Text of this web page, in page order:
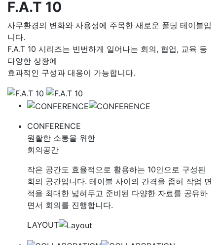
F.A.T 10
사무환경의 변화와 사용성에 주목한 새로운 폴딩 테이블입
니다.
F.A.T 10 시리즈는 빈번하게 일어나는 회의, 협업, 교육 등
다양한 상황에
효과적인 구성과 대응이 가능합니다.
CATALOG
CONFERENCE
원활한 소통을 위한
회의공간
작은 공간도 효율적으로 활용하는 10인으로 구성된
회의 공간입니다. 테이블 사이의 간격을 좁혀 작업 면
적을 최대한 넓혀두고 준비된 다양한 자료를 공유하
면서 회의를 진행합니다.
LAYOUT